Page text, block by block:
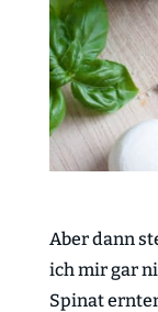
Aber dann
ich mir gar
Spinat